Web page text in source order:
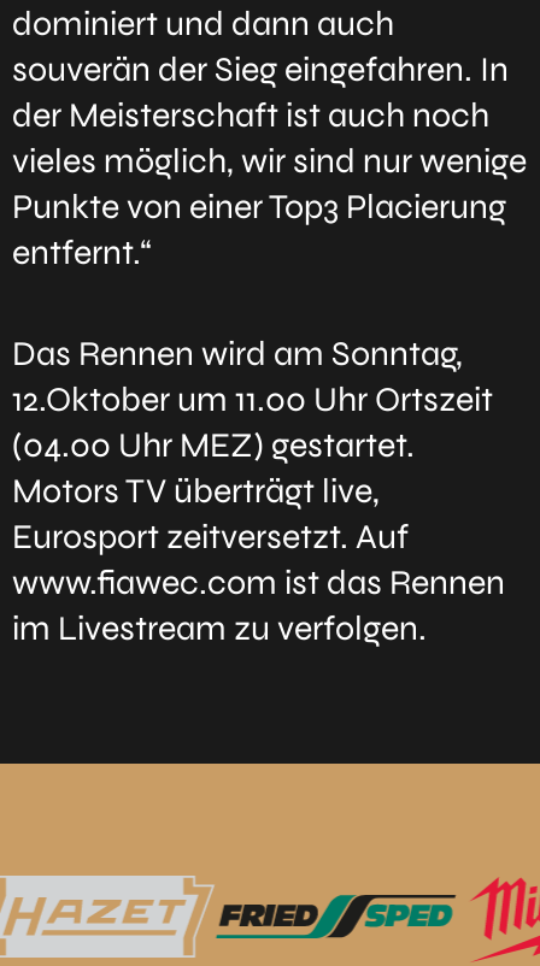
dominiert und dann auch
souverän der Sieg eingefahren. In
der Meisterschaft ist auch noch
vieles möglich, wir sind nur wenige
Punkte von einer Top3 Placierung
entfernt.“
Das Rennen wird am Sonntag,
12.Oktober um 11.00 Uhr Ortszeit
(04.00 Uhr MEZ) gestartet.
Motors TV überträgt live,
Eurosport zeitversetzt. Auf
www.fiawec.com ist das Rennen
im Livestream zu verfolgen.